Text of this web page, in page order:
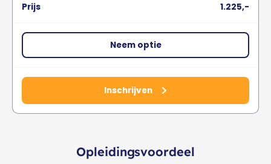
1.225,-
Neem optie
Inschrijven
Opleidingsvoordeel